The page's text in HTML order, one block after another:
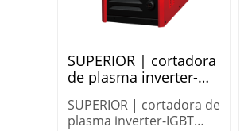
SUPERIOR | cortadora
de plasma inverter-
CNC
SUPERIOR | cortadora de
plasma inverter-IGBT